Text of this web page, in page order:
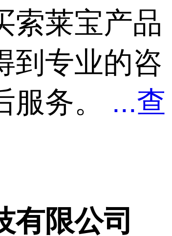
索莱宝产品
到专业的咨
服务。 ...查
有限公司